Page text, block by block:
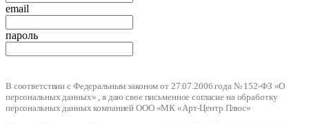
email
пароль
В соответствии с Федеральным законом от 27.07.2006 года № 152-ФЗ «О
персональных данных» , я даю свое письменное согласие на обработку
персональных данных компанией ООО «МК «Арт-Центр Плюс»